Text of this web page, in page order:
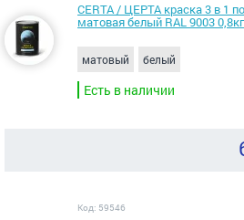
CERTA / ЦЕРТА краска 3 в 1
матовая белый RAL 9003 0,8кг
матовый белый
Есть в наличии
Код: 59546